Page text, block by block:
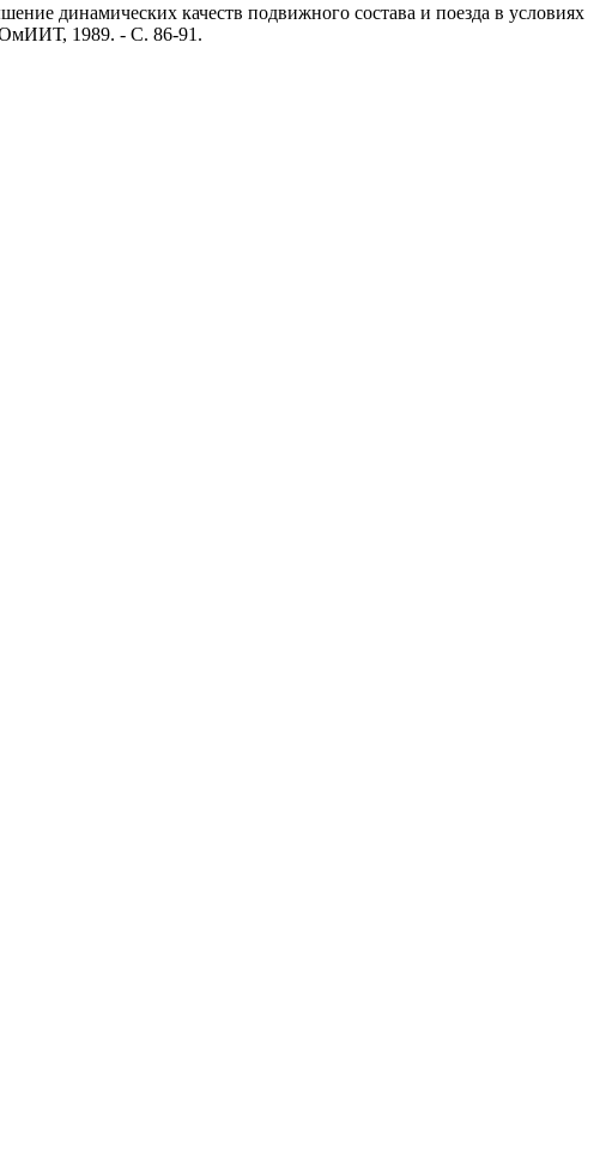
динамических качеств подвижного состава и поезда в условиях
ОмИИТ, 1989. - С. 86-91.